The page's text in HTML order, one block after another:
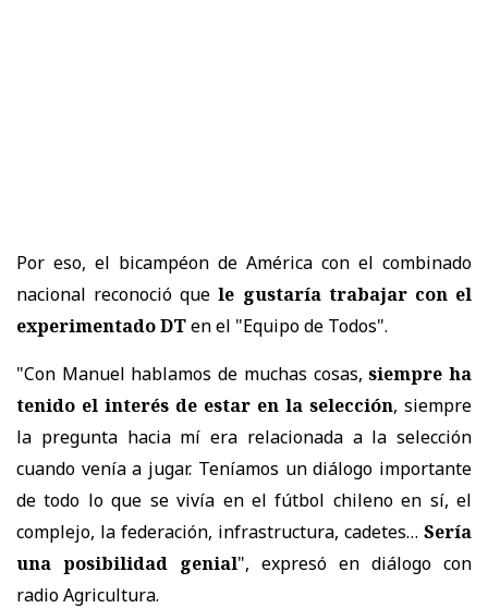
Por eso, el bicampéon de América con el combinado
nacional reconoció quele gustaría trabajar con el
experimentado DTen el "Equipo de Todos".
"Con Manuel hablamos de muchas cosas,siempre ha
tenido el interés de estar en la selección, siempre
la pregunta hacia mí era relacionada a la selección
cuando venía a jugar. Teníamos un diálogo importante
de todo lo que se vivía en el fútbol chileno en sí, el
complejo, la federación, infrastructura, cadetes… Sería
una posibilidad genial", expresó en diálogo con
radio Agricultura.